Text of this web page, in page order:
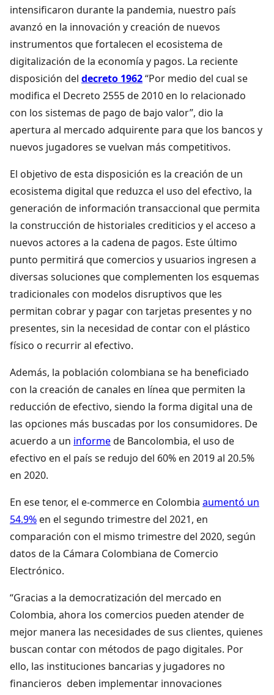
intensificaron durante la pandemia, nuestro país
avanzó en la innovación y creación de nuevos
instrumentos que fortalecen el ecosistema de
digitalización de la economía y pagos. La reciente
disposición del decreto 1962“Por medio del cual se
modifica el Decreto 2555 de 2010 en lo relacionado
con los sistemas de pago de bajo valor”, dio la
apertura al mercado adquirente para que los bancos y
nuevos jugadores se vuelvan más competitivos.
El objetivo de esta disposición es la creación de un
ecosistema digital que reduzca el uso del efectivo, la
generación de información transaccional que permita
la construcción de historiales crediticios y el acceso a
nuevos actores a la cadena de pagos. Este último
punto permitirá que comercios y usuarios ingresen a
diversas soluciones que complementen los esquemas
tradicionales con modelos disruptivos que les
permitan cobrar y pagar con tarjetas presentes y no
presentes, sin la necesidad de contar con el plástico
físico o recurrir al efectivo.
Además, la población colombiana se ha beneficiado
con la creación de canales en línea que permiten la
reducción de efectivo, siendo la forma digital una de
las opciones más buscadas por los consumidores. De
acuerdo a un informede Bancolombia, el uso de
efectivo en el país se redujo del 60% en 2019 al 20.5%
en 2020.
En ese tenor, el e-commerce en Colombia aumentó un
54.9% en el segundo trimestre del 2021, en
comparación con el mismo trimestre del 2020, según
datos de la Cámara Colombiana de Comercio
Electrónico.
“Gracias a la democratización del mercado en
Colombia, ahora los comercios pueden atender de
mejor manera las necesidades de sus clientes, quienes
buscan contar con métodos de pago digitales. Por
ello, las instituciones bancarias y jugadores no
financieros deben implementar innovaciones